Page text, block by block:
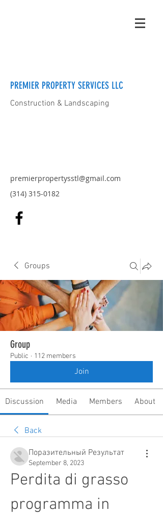
PREMIER PROPERTY SERVICES LLC
Construction & Landscaping
premierpropertysstl@gmail.com
(314) 315-0182
Groups
Group
Public · 112 members
Join
Discussion Media Members About
Back
Поразительный Результат
September 8, 2023
Perdita di grasso
programma in